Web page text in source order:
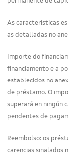
As características
as detalladas no
Importe do
financiamento e a
establecidos no
de préstamo. O
superará en ningún
pendentes de
Reembolso: os
carencias sinalados